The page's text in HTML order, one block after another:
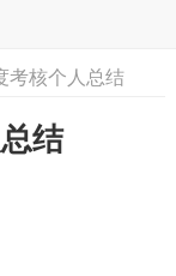
学习计划
考核个人总结
结